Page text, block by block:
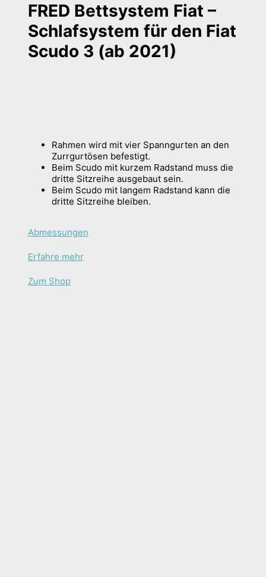
FRED Bettsystem Fiat –
Schlafsystem für den Fiat
Scudo 3 (ab 2021)
Rahmen wird mit vier Spanngurten an den
Zurrgurtösen befestigt.
Beim Scudo mit kurzem Radstand muss die
dritte Sitzreihe ausgebaut sein.
Beim Scudo mit langem Radstand kann die
dritte Sitzreihe bleiben.
Abmessungen
Erfahre mehr
Zum Shop